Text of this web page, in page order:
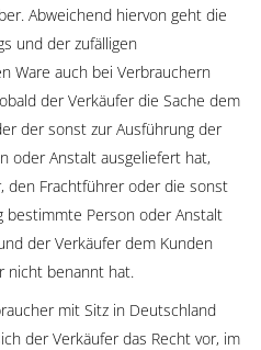
Abweichend hiervon geht die
und der zufälligen
Ware auch bei Verbrauchern
der Verkäufer die Sache dem
der sonst zur Ausführung der
oder Anstalt ausgeliefert hat,
den Frachtführer oder die sonst
bestimmte Person oder Anstalt
der Verkäufer dem Kunden
nicht benannt hat.
mit Sitz in Deutschland
der Verkäufer das Recht vor, im